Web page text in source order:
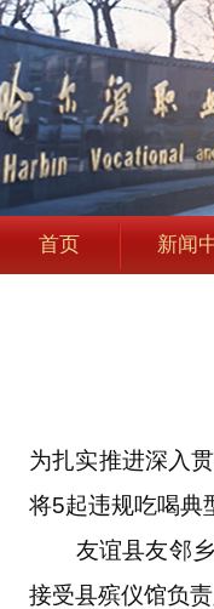
首页 新闻
为扎实推进深入
将5起违规吃喝典
友谊县友邻乡
接受县殡仪馆负